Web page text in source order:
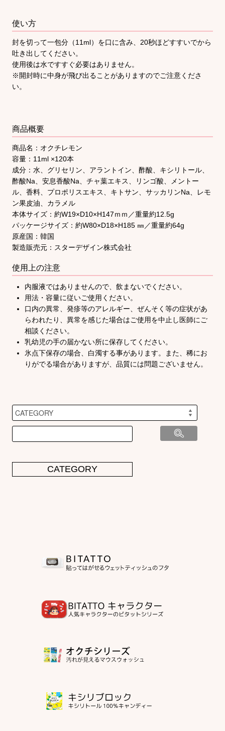
使い方
封を切って一包分（11ml）を口に含み、20秒ほどすすいでから
吐き出してください。
使用後は水ですすぐ必要はありません。
※開封時に中身が飛び出ることがありますのでご注意くださ
い。
商品概要
商品名：オクチレモン
容量：11ml ×120本
成分：水、グリセリン、アラントイン、酢酸、キシリトール、
酢酸Na、安息香酸Na、チャ葉エキス、リンゴ酸、メントー
ル、香料、プロポリスエキス、キトサン、サッカリンNa、レモ
ン果皮油、カラメル
本体サイズ：約W19×D10×H147ｍｍ／重量約12.5g
パッケージサイズ：約W80×D18×H185 ㎜／重量約64g
原産国：韓国
製造販売元：スターデザイン株式会社
使用上の注意
内服液ではありませんので、飲まないでください。
用法・容量に従いご使用ください。
口内の異常、発疹等のアレルギー、ぜんそく等の症状があ
らわれたり、異常を感じた場合はご使用を中止し医師にご
相談ください。
乳幼児の手の届かない所に保存してください。
氷点下保存の場合、白濁する事があります。また、稀にお
りがでる場合がありますが、品質には問題ございません。
CATEGORY